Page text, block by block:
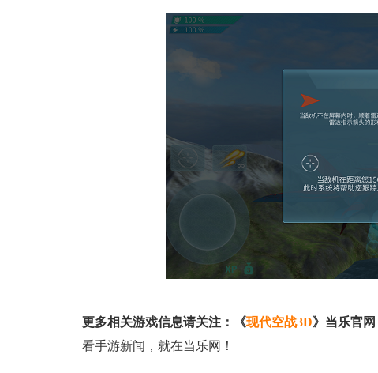
更多相关游戏信息请关注：《现代空战3D》当乐官网
看手游新闻，就在当乐网！